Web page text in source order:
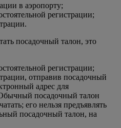
в аэропорту;
регистрации;
посадочный талон, это
регистрации;
отправив посадочный
адрес для
посадочный талон
его нельзя предъявлять
посадочный талон, на